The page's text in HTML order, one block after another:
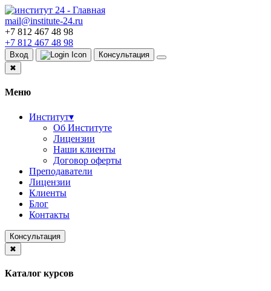
mail@institute-24.ru
+7 812 467 48 98
+7 812 467 48 98
Вход
Консультация
✖
Меню
Институт▾
Об Институте
Лицензии
Наши клиенты
Договор оферты
Преподаватели
Лицензии
Клиенты
Блог
Контакты
Консультация
✖
Каталог курсов